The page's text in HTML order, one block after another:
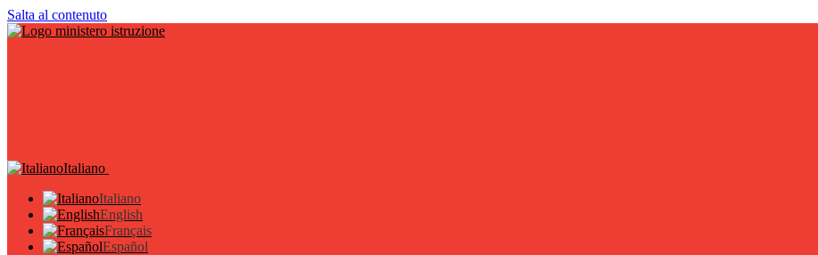
Salta al contenuto
Italiano
Italiano
English
Français
Español